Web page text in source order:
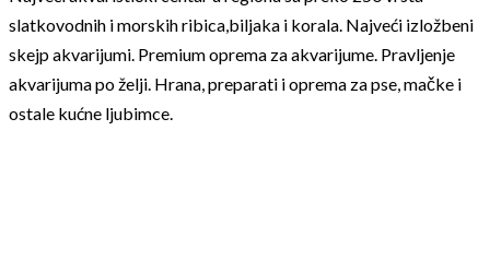
slatkovodnih i morskih ribica,biljaka i korala. Najveći izložbeni
skejp akvarijumi. Premium oprema za akvarijume. Pravljenje
akvarijuma po želji. Hrana, preparati i oprema za pse, mačke i
ostale kućne ljubimce.